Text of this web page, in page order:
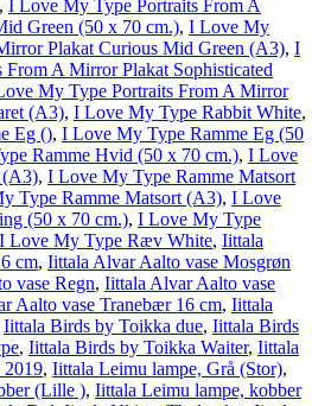
, I Love My Type Portraits From A
Green (50 x 70 cm.), I Love My
Plakat Curious Mid Green (A3), I
A Mirror Plakat Sophisticated
My Type Portraits From A Mirror
(A3), I Love My Type Rabbit White,
Eg (), I Love My Type Ramme Eg (50
Ramme Hvid (50 x 70 cm.), I Love
(A3), I Love My Type Ramme Matsort
Type Ramme Matsort (A3), I Love
(50 x 70 cm.), I Love My Type
I Love My Type Ræv White, Iittala
cm, Iittala Alvar Aalto vase Mosgrøn
vase Regn, Iittala Alvar Aalto vase
Aalto vase Tranebær 16 cm, Iittala
Iittala Birds by Toikka due, Iittala Birds
, Iittala Birds by Toikka Waiter, Iittala
2019, Iittala Leimu lampe, Grå (Stor),
(Lille ), Iittala Leimu lampe, kobber